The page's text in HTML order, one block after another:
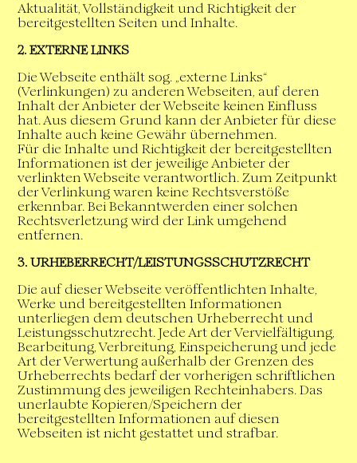
Aktualität, Vollständigkeit und Richtigkeit der
bereitgestellten Seiten und Inhalte.
2. EXTERNE LINKS
Die Webseite enthält sog. „externe Links“
(Verlinkungen) zu anderen Webseiten, auf deren
Inhalt der Anbieter der Webseite keinen Einfluss
hat. Aus diesem Grund kann der Anbieter für diese
Inhalte auch keine Gewähr übernehmen.
Für die Inhalte und Richtigkeit der bereitgestellten
Informationen ist der jeweilige Anbieter der
verlinkten Webseite verantwortlich. Zum Zeitpunkt
der Verlinkung waren keine Rechtsverstöße
erkennbar. Bei Bekanntwerden einer solchen
Rechtsverletzung wird der Link umgehend
entfernen.
3. URHEBERRECHT/LEISTUNGSSCHUTZRECHT
Die auf dieser Webseite veröffentlichten Inhalte,
Werke und bereitgestellten Informationen
unterliegen dem deutschen Urheberrecht und
Leistungsschutzrecht. Jede Art der Vervielfältigung,
Bearbeitung, Verbreitung, Einspeicherung und jede
Art der Verwertung außerhalb der Grenzen des
Urheberrechts bedarf der vorherigen schriftlichen
Zustimmung des jeweiligen Rechteinhabers. Das
unerlaubte Kopieren/Speichern der
bereitgestellten Informationen auf diesen
Webseiten ist nicht gestattet und strafbar.